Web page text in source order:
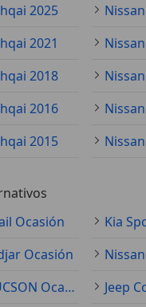
2025
2021
2018
2016
2015
Ocasión
Kia
Ocasión
Hyundai TUCSON Ocasión
Jeep